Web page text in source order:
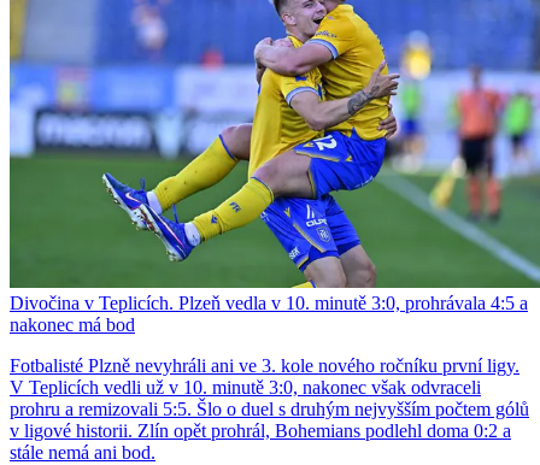
Divočina v Teplicích. Plzeň vedla v 10. minutě 3:0, prohrávala 4:5 a
nakonec má bod
Fotbalisté Plzně nevyhráli ani ve 3. kole nového ročníku první ligy.
V Teplicích vedli už v 10. minutě 3:0, nakonec však odvraceli
prohru a remizovali 5:5. Šlo o duel s druhým nejvyšším počtem gólů
v ligové historii. Zlín opět prohrál, Bohemians podlehl doma 0:2 a
stále nemá ani bod.